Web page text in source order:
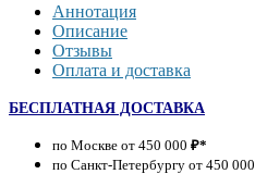
Аннотация
Описание
Отзывы
Оплата и доставка
БЕСПЛАТНАЯ ДОСТАВКА
по Москве от 450 000 ₽*
по Санкт-Петербургу от 450 000